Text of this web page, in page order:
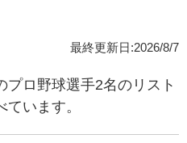
最終更新日:2026/8/7
ロ野球選手2名のリスト
います。